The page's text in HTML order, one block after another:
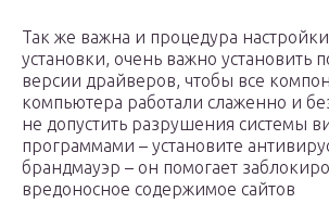
Так же важна и процедура
установки, очень важно установить
версии драйверов, чтобы все
компьютера работали слаженно и
не допустить разрушения системы
программами – установите
брандмауэр – он помогает
вредоносное содержимое сайтов